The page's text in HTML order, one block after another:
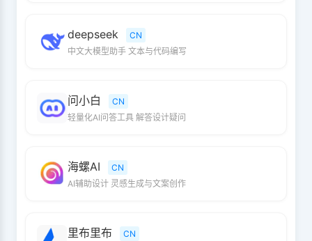
deepseek
CN
中文大模型助手 文本与代码编写
问小白
CN
轻量化AI问答工具 解答设计疑问
海螺AI
CN
AI辅助设计 灵感生成与文案创作
里布里布
CN